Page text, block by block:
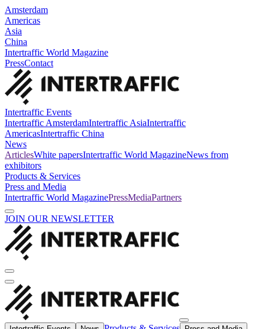
Amsterdam
Americas
Asia
China
Intertraffic World Magazine
PressContact
Intertraffic Events
Intertraffic AmsterdamIntertraffic AsiaIntertraffic
AmericasIntertraffic China
News
ArticlesWhite papersIntertraffic World MagazineNews from
exhibitors
Products & Services
Press and Media
Intertraffic World MagazinePressMediaPartners
JOIN OUR NEWSLETTER